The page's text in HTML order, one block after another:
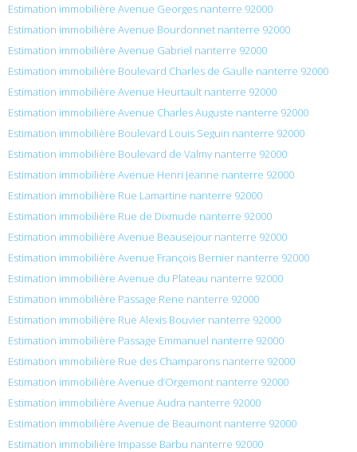
Estimation immobilière Avenue Georges nanterre 92000
Estimation immobilière Avenue Bourdonnet nanterre 92000
Estimation immobilière Avenue Gabriel nanterre 92000
Estimation immobilière Boulevard Charles de Gaulle nanterre 92000
Estimation immobilière Avenue Heurtault nanterre 92000
Estimation immobilière Avenue Charles Auguste nanterre 92000
Estimation immobilière Boulevard Louis Seguin nanterre 92000
Estimation immobilière Boulevard de Valmy nanterre 92000
Estimation immobilière Avenue Henri Jeanne nanterre 92000
Estimation immobilière Rue Lamartine nanterre 92000
Estimation immobilière Rue de Dixmude nanterre 92000
Estimation immobilière Avenue Beausejour nanterre 92000
Estimation immobilière Avenue François Bernier nanterre 92000
Estimation immobilière Avenue du Plateau nanterre 92000
Estimation immobilière Passage Rene nanterre 92000
Estimation immobilière Rue Alexis Bouvier nanterre 92000
Estimation immobilière Passage Emmanuel nanterre 92000
Estimation immobilière Rue des Champarons nanterre 92000
Estimation immobilière Avenue d’Orgemont nanterre 92000
Estimation immobilière Avenue Audra nanterre 92000
Estimation immobilière Avenue de Beaumont nanterre 92000
Estimation immobilière Impasse Barbu nanterre 92000